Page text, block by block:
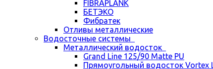
FIBRAPLANK
БЕТЭКО
Фибратек
Отливы металлические
Водосточные системы
Металлический водосток
Grand Line 125/90 Matte PU
Прямоугольный водосток Vortex